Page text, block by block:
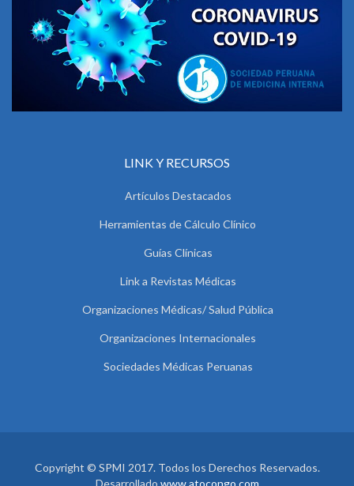
LINK Y RECURSOS
Artículos Destacados
Herramientas de Cálculo Clínico
Guías Clínicas
Link a Revistas Médicas
Organizaciones Médicas/ Salud Pública
Organizaciones Internacionales
Sociedades Médicas Peruanas
Copyright © SPMI 2017. Todos los Derechos Reservados.